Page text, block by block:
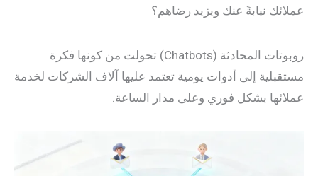
عملائك نيابةً عنك ويزيد رضاهم؟
روبوتات المحادثة (Chatbots) تحولت من كونها فكرة
مستقبلية إلى أدوات يومية تعتمد عليها آلاف الشركات لخدمة
عملائها بشكل فوري وعلى مدار الساعة.